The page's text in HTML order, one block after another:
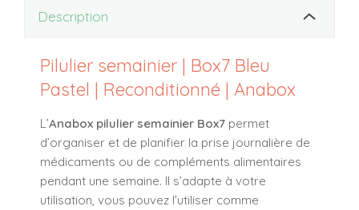
Description
Pilulier semainier | Box7 Bleu
Pastel | Reconditionné | Anabox
L’Anabox pilulier semainier Box7 permet
d’organiser et de planifier la prise journalière de
médicaments ou de compléments alimentaires
pendant une semaine. Il s’adapte à votre
utilisation, vous pouvez l'utiliser comme